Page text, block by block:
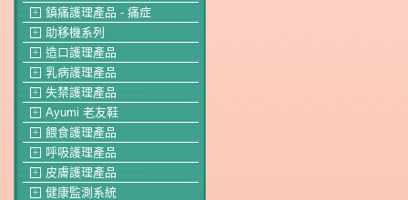
＋ 鎮痛護理產品 - 痛症
＋ 助移機系列
＋ 造口護理產品
＋ 乳病護理產品
＋ 失禁護理產品
＋ Ayumi 老友鞋
＋ 餵食護理產品
＋ 呼吸護理產品
＋ 皮膚護理產品
＋ 健康監測系統